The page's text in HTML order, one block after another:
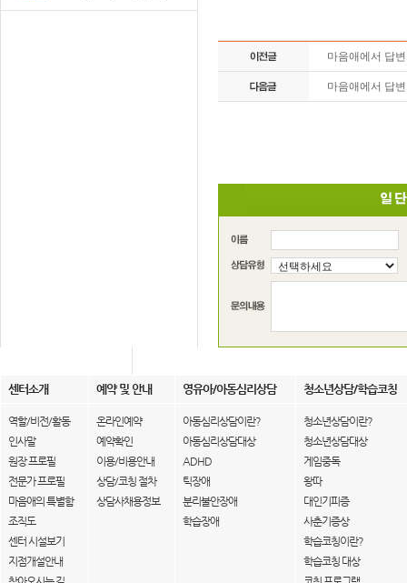
마음애에서 답
마음애에서 답
센터소개 예약 및 안내 영유아/아동심리상담 청소년상담/학습코칭
역할/비전/활동
인사말
원장 프로필
전문가 프로필
마음애의 특별함
조직도
센터 시설보기
지점개설안내
온라인예약
예약확인
이용/비용안내
상담/코칭 절차
상담사채용정보
아동심리상담이란?
아동심리상담대상
ADHD
틱장애
분리불안장애
학습장애
청소년상담이란?
청소년상담대상
게임중독
왕따
대인기피증
사춘기증상
학습코칭이란?
학습코칭 대상